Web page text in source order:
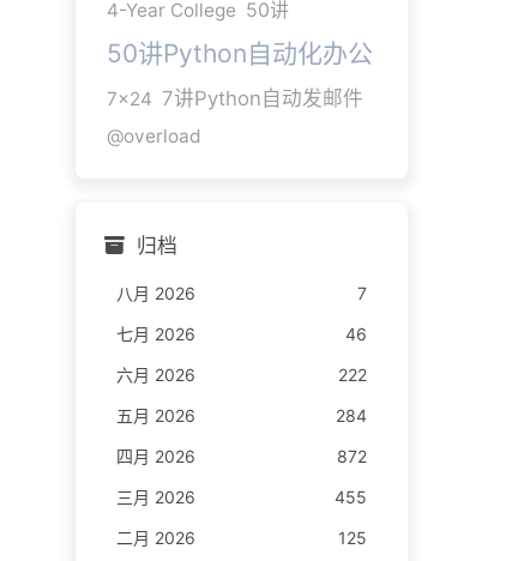
4-Year College 50讲
50讲Python自动化办公
7x24 7讲Python自动发邮件
@overload
归档
八月 2026
7
七月 2026
46
六月 2026
222
五月 2026
284
四月 2026
872
三月 2026
455
二月 2026
125